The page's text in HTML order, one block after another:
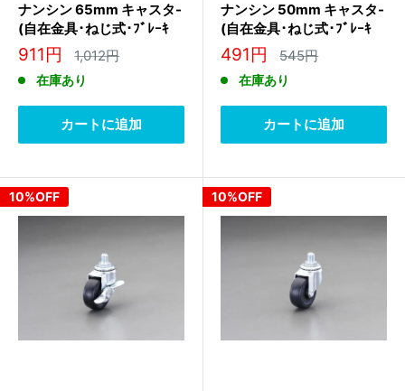
ナンシン 65mm キャスタ-
(自在金具･ねじ式･ﾌﾞﾚｰｷ
付) SEL-65RL S-1 M12
販
価
格
911円 通
常
価
1,012円
在庫あり
カートに追加
ナンシン 50mm キャスタ-
(自在金具･ねじ式･ﾌﾞﾚｰｷ
付) SR-50RM S-1 M12
販
価
格
491円 通
価
545円
在庫あり
カートに追加
10%OFF 10%OFF